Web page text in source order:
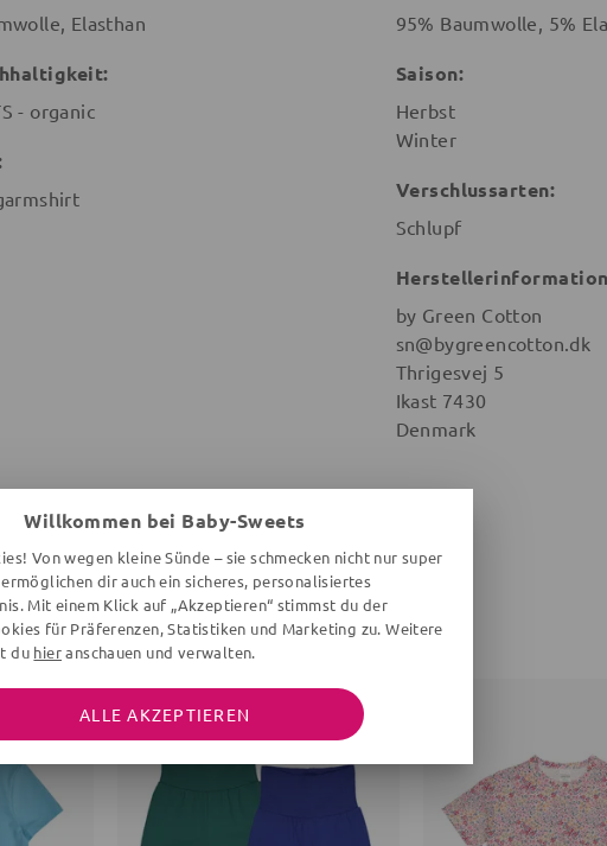
Elasthan
- organic
95% Baumwolle, 5%
Saison:
Herbst
Winter
Verschlussarten:
Schlupf
by Green Cotton
sn@bygreencotton.dk
Thrigesvej 5
Ikast 7430
Denmark
ARTIKEL DER MARKE
Willkommen bei Baby-Sweets
Von wegen kleine Sünde – sie schmecken nicht nur super
dir auch ein sicheres, personalisiertes
Mit einem Klick auf „Akzeptieren“ stimmst du der
für Präferenzen, Statistiken und Marketing zu. Weitere
du hieranschauen und verwalten.
ALLE AKZEPTIEREN